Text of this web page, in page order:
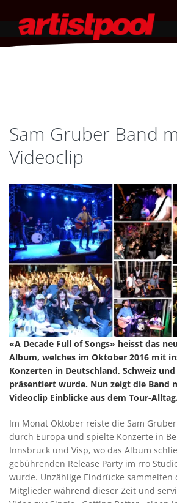
Sam Gruber Band
Videoclip
«A Decade Full of Songs» heisst das
Album, welches im Oktober 2016 mit
Konzerten in Deutschland, Schweiz
präsentiert wurde. Nun zeigt die Band
Videoclip Einblicke aus dem Tour-Alltag.
Im Monat Oktober reiste die Sam
durch Europa und spielte Konzerte in
Innsbruck und Visp, wo das Album
gebührenden Release Party im rro
wurde. Unzählige Eindrücke sammelten
Mitglieder während dieser Zeit und